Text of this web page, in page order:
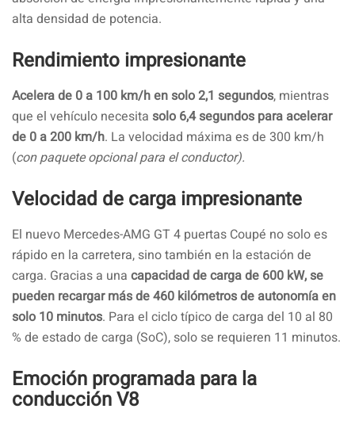
alta densidad de potencia.
Rendimiento impresionante
Acelera de 0 a 100 km/h en solo 2,1 segundos, mientras
que el vehículo necesita solo 6,4 segundos para acelerar
de 0 a 200 km/h. La velocidad máxima es de 300 km/h
(con paquete opcional para el conductor).
Velocidad de carga impresionante
El nuevo Mercedes-AMG GT 4 puertas Coupé no solo es
rápido en la carretera, sino también en la estación de
carga. Gracias a una capacidad de carga de 600 kW, se
pueden recargar más de 460 kilómetros de autonomía en
solo 10 minutos. Para el ciclo típico de carga del 10 al 80
% de estado de carga (SoC), solo se requieren 11 minutos.
Emoción programada para la
conducción V8